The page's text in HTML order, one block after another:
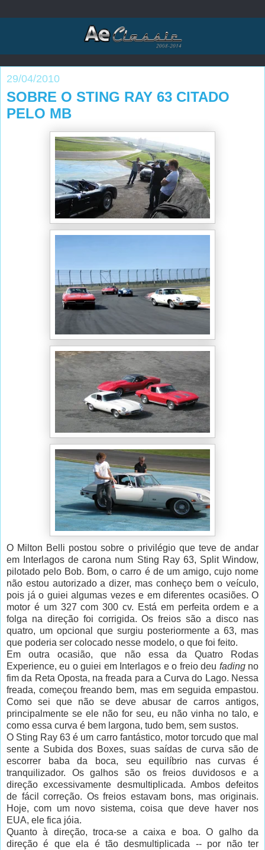
29/04/2010
SOBRE O STING RAY 63 CITADO
PELO MB
O Milton Belli postou sobre o privilégio que teve de andar
em Interlagos de carona num Sting Ray 63, Split Window,
pilotado pelo Bob. Bom, o carro é de um amigo, cujo nome
não estou autorizado a dizer, mas conheço bem o veículo,
pois já o guiei algumas vezes e em diferentes ocasiões. O
motor é um 327 com 300 cv. Está em perfeita ordem e a
folga na direção foi corrigida. Os freios são a disco nas
quatro, um opcional que surgiu posteriormente a 63, mas
que poderia ser colocado nesse modelo, o que foi feito.
Em outra ocasião, que não essa da Quatro Rodas
Experience, eu o guiei em Interlagos e o freio deu fading no
fim da Reta Oposta, na freada para a Curva do Lago. Nessa
freada, começou freando bem, mas em seguida empastou.
Como sei que não se deve abusar de carros antigos,
principalmente se ele não for seu, eu não vinha no talo, e
como essa curva é bem largona, tudo bem, sem sustos.
O Sting Ray 63 é um carro fantástico, motor torcudo que mal
sente a Subida dos Boxes, suas saídas de curva são de
escorrer baba da boca, seu equilíbrio nas curvas é
tranquilizador. Os galhos são os freios duvidosos e a
direção excessivamente desmultiplicada. Ambos defeitos
de fácil correção. Os freios estavam bons, mas originais.
Hoje, com um novo sistema, coisa que deve haver nos
EUA, ele fica jóia.
Quanto à direção, troca-se a caixa e boa. O galho da
direção é que ela é tão desmultiplicada -- por não ter